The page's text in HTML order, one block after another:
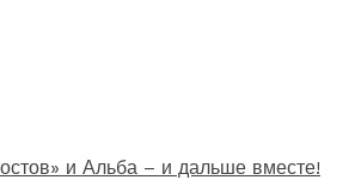
и Альба – и дальше вместе!